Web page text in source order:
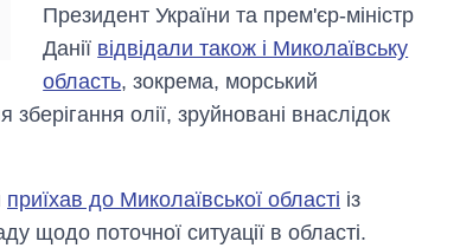
Президент України та прем'єр-міністр
Данії відвідали також і Миколаївську
область, зокрема, морський
олії, зруйновані внаслідок
приїхав до Миколаївської області із
щодо поточної ситуації в області.
Скільки картоплі
вирощували в
Україні до і під час